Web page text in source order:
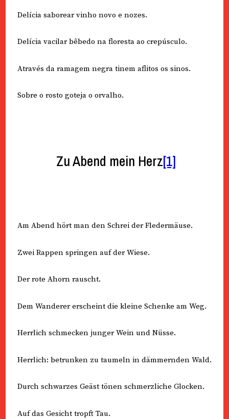
Delícia saborear vinho novo e nozes.
Delícia vacilar bêbedo na floresta ao crepúsculo.
Através da ramagem negra tinem aflitos os sinos.
Sobre o rosto goteja o orvalho.
Zu Abend mein Herz[1]
Am Abend hört man den Schrei der Fledermäuse.
Zwei Rappen springen auf der Wiese.
Der rote Ahorn rauscht.
Dem Wanderer erscheint die kleine Schenke am Weg.
Herrlich schmecken junger Wein und Nüsse.
Herrlich: betrunken zu taumeln in dämmernden Wald.
Durch schwarzes Geäst tönen schmerzliche Glocken.
Auf das Gesicht tropft Tau.